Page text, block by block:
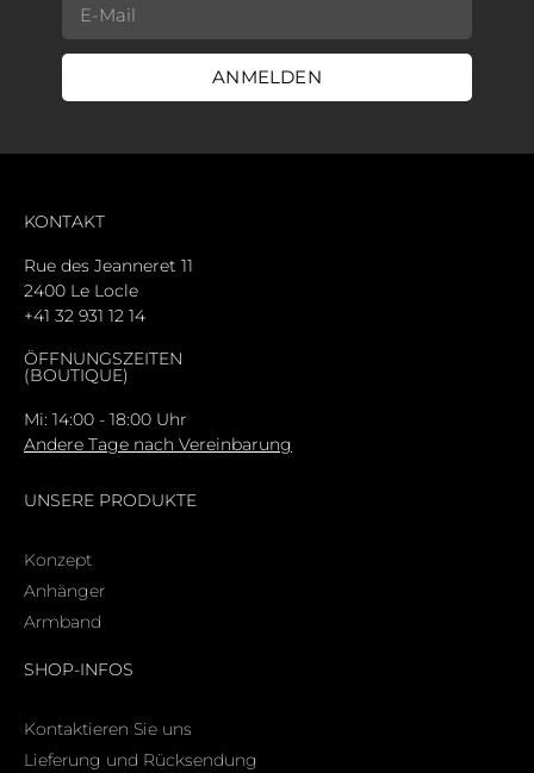
ANMELDEN
KONTAKT
Rue des Jeanneret 11
2400 Le Locle
+41 32 931 12 14
ÖFFNUNGSZEITEN
(BOUTIQUE)
Mi: 14:00 - 18:00 Uhr
Andere Tage nach Vereinbarung
UNSERE PRODUKTE
Konzept
Anhänger
Armband
SHOP-INFOS
Kontaktieren Sie uns
Lieferung und Rücksendung